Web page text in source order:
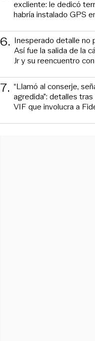
excliente: le dedicó
habría instalado GPS
6. Inesperado detalle no
Así fue la salida de la
Jr y su reencuentro
7. “Llamó al conserje,
agredida”: detalles
VIF que involucra a